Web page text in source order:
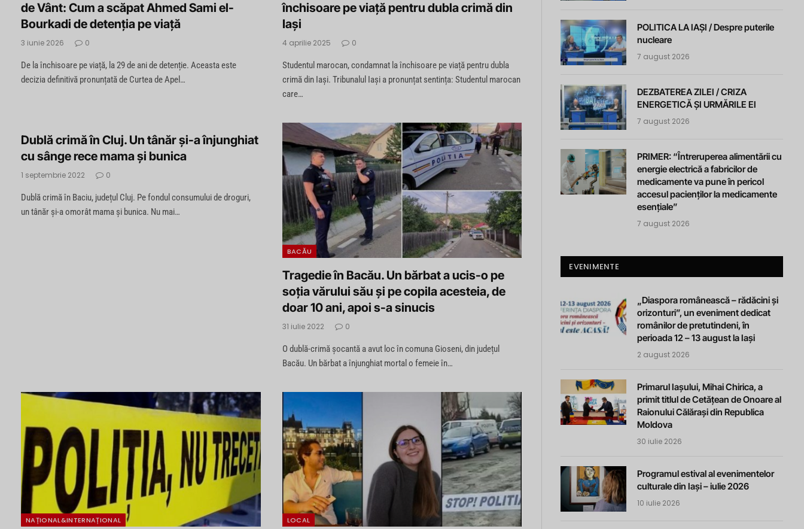
de Vânt: Cum a scăpat Ahmed Sami el-
Bourkadi de detenția pe viață
3 iunie 2026 0
De la închisoare pe viață, la 29 de ani de detenție. Aceasta este
decizia definitivă pronunțată de Curtea de Apel…
închisoare pe viață pentru dubla crimă din
Iași
4 aprilie 2025 0
Studentul marocan, condamnat la închisoare pe viață pentru dubla
crimă din Iași. Tribunalul Iași a pronunțat sentința: Studentul marocan
care…
Dublă crimă în Cluj. Un tânăr și-a înjunghiat
cu sânge rece mama și bunica
1 septembrie 2022 0
Dublă crimă în Baciu, județul Cluj. Pe fondul consumului de droguri,
un tânăr și-a omorât mama și bunica. Nu mai…
BACĂU
Tragedie în Bacău. Un bărbat a ucis-o pe
soția vărului său și pe copila acesteia, de
doar 10 ani, apoi s-a sinucis
31 iulie 2022 0
O dublă-crimă șocantă a avut loc în comuna Gioseni, din județul
Bacău. Un bărbat a înjunghiat mortal o femeie în…
NAȚIONAL&INTERNAȚIONAL LOCAL
POLITICA LA IAȘI / Despre puterile
nucleare
7 august 2026
DEZBATEREA ZILEI / CRIZA
ENERGETICĂ ȘI URMĂRILE EI
7 august 2026
PRIMER: “Întreruperea alimentării cu
energie electrică a fabricilor de
medicamente va pune în pericol
accesul pacienților la medicamente
esențiale”
7 august 2026
EVENIMENTE
„Diaspora românească – rădăcini și
orizonturi”, un eveniment dedicat
românilor de pretutindeni, în
perioada 12 – 13 august la Iași
2 august 2026
Primarul Iașului, Mihai Chirica, a
primit titlul de Cetățean de Onoare al
Raionului Călărași din Republica
Moldova
30 iulie 2026
Programul estival al evenimentelor
culturale din Iași – iulie 2026
10 iulie 2026